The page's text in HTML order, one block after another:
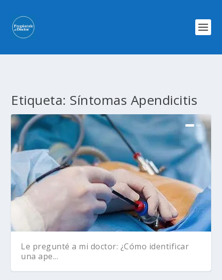
Etiqueta: Síntomas Apendicitis
Le pregunté a mi doctor: ¿Cómo identificar
una ape...